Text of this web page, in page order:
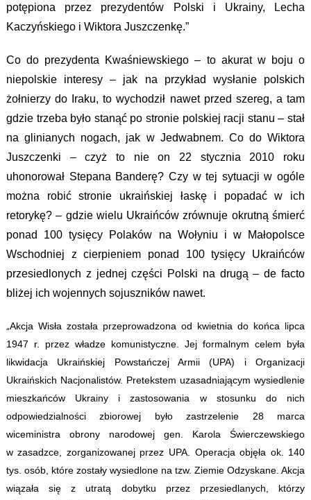
potępiona przez prezydentów Polski i Ukrainy, Lecha
Kaczyńskiego i Wiktora Juszczenkę.”
Co do prezydenta Kwaśniewskiego – to akurat w boju o
niepolskie interesy – jak na przykład wysłanie polskich
żołnierzy do Iraku, to wychodził nawet przed szereg, a tam
gdzie trzeba było stanąć po stronie polskiej racji stanu – stał
na glinianych nogach, jak w Jedwabnem. Co do Wiktora
Juszczenki – czyż to nie on 22 stycznia 2010 roku
uhonorował Stepana Banderę? Czy w tej sytuacji w ogóle
można robić stronie ukraińskiej łaskę i popadać w ich
retorykę? – gdzie wielu Ukraińców zrównuje okrutną śmierć
ponad 100 tysięcy Polaków na Wołyniu i w Małopolsce
Wschodniej z cierpieniem ponad 100 tysięcy Ukraińców
przesiedlonych z jednej części Polski na drugą – de facto
bliżej ich wojennych sojuszników nawet.
„Akcja Wisła została przeprowadzona od kwietnia do końca lipca
1947 r. przez władze komunistyczne. Jej formalnym celem była
likwidacja Ukraińskiej Powstańczej Armii (UPA) i Organizacji
Ukraińskich Nacjonalistów. Pretekstem uzasadniającym wysiedlenie
mieszkańców Ukrainy i zastosowania w stosunku do nich
odpowiedzialności zbiorowej było zastrzelenie 28 marca
wiceministra obrony narodowej gen. Karola Świerczewskiego
w zasadzce, zorganizowanej przez UPA. Operacja objęła ok. 140
tys. osób, które zostały wysiedlone na tzw. Ziemie Odzyskane. Akcja
wiązała się z utratą dobytku przez przesiedlanych, którzy